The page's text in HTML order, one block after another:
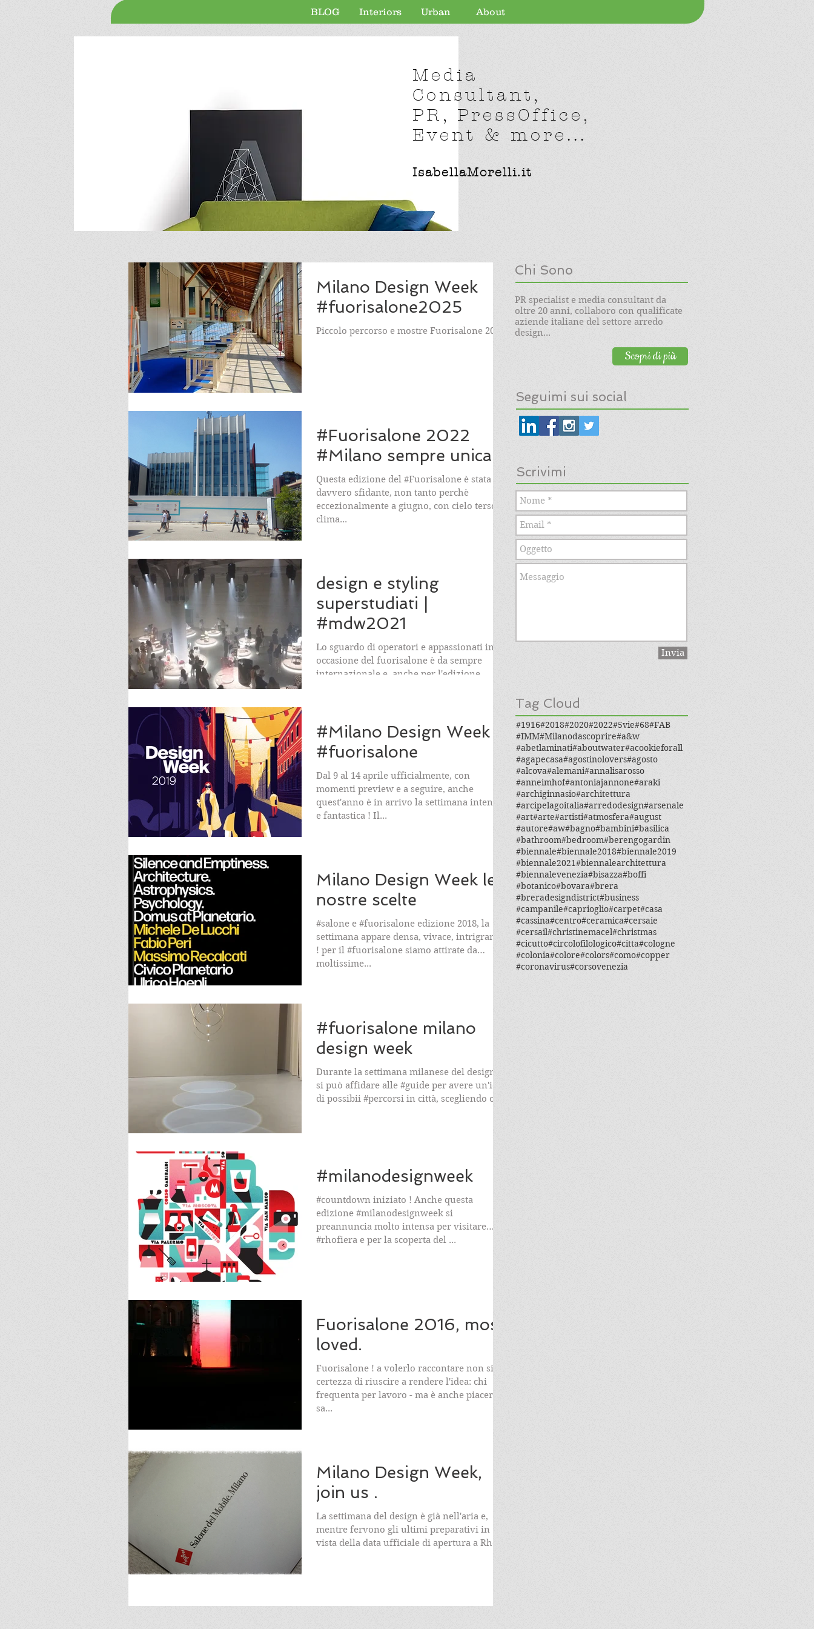
BLOG Interiors Urban About
Media
Consultant,
PR, PressOffice,
Event & more...
IsabellaMorelli.it
Milano Design Week
#fuorisalone2025
Piccolo percorso e mostre Fuorisalone 2025
#Fuorisalone 2022
#Milano sempre unica !
Questa edizione del #Fuorisalone è stata
davvero sfidante, non tanto perchè
eccezionalmente a giugno, con cielo terso e
clima...
design e styling
superstudiati |
#mdw2021
Lo sguardo di operatori e appassionati in
occasione del fuorisalone è da sempre
internazionale e, anche per l'edizione
#Milano Design Week
#fuorisalone
Dal 9 al 14 aprile ufficialmente, con
momenti preview e a seguire, anche
quest'anno è in arrivo la settimana intensa
e fantastica ! Il...
Milano Design Week le
nostre scelte
#salone e #fuorisalone edizione 2018, la
settimana appare densa, vivace, intrigrante
! per il #fuorisalone siamo attirate da
moltissime...
#fuorisalone milano
design week
Durante la settimana milanese del design, ci
si può affidare alle #guide per avere un'idea
di possibii #percorsi in città, scegliendo o...
#milanodesignweek
#countdown iniziato ! Anche questa
edizione #milanodesignweek si
preannuncia molto intensa per visitare
#rhofiera e per la scoperta del ...
Fuorisalone 2016, most
loved.
Fuorisalone ! a volerlo raccontare non si ha
certezza di riuscire a rendere l'idea: chi
frequenta per lavoro - ma è anche piacere -
sa...
Milano Design Week,
join us .
La settimana del design è già nell'aria e,
mentre fervono gli ultimi preparativi in
vista della data ufficiale di apertura a Rho/...
Chi Sono
PR specialist e media consultant da
oltre 20 anni, collaboro con qualificate
aziende italiane del settore arredo
design...
Scopri di più
Seguimi sui social
Scrivimi
Invia
Tag Cloud
#1916#2018#2020#2022#5vie#68#FAB
#IMM#Milanodascoprire#a&w
#abetlaminati#aboutwater#acookieforall
#agapecasa#agostinolovers#agosto
#alcova#alemani#annalisarosso
#anneimhof#antoniajannone#araki
#archiginnasio#architettura
#arcipelagoitalia#arredodesign#arsenale
#art#arte#artisti#atmosfera#august
#autore#aw#bagno#bambini#basilica
#bathroom#bedroom#berengogardin
#biennale#biennale2018#biennale2019
#biennale2021#biennalearchitettura
#biennalevenezia#bisazza#boffi
#botanico#bovara#brera
#breradesigndistrict#business
#campanile#caprioglio#carpet#casa
#cassina#centro#ceramica#cersaie
#cersail#christinemacel#christmas
#cicutto#circolofilologico#citta#cologne
#colonia#colore#colors#como#copper
#coronavirus#corsovenezia